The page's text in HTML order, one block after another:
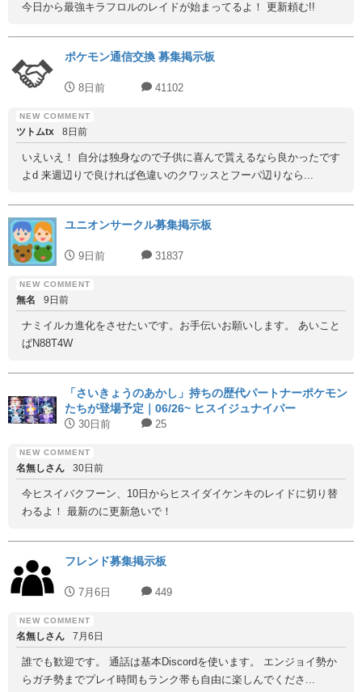
今日から最強キラフロルのレイドが始まってるよ！ 更新頼む!!
ポケモン通信交換 募集掲示板
8日前 41102
ツトムtx 8日前
いえいえ！ 自分は独身なので子供に喜んで貰えるなら良かったです
よd 来週辺りで良ければ色違いのクワッスとフーパ辺りなら...
ユニオンサークル募集掲示板
9日前 31837
無名 9日前
ナミイルカ進化をさせたいです。お手伝いお願いします。 あいこと
ばN88T4W
「さいきょうのあかし」持ちの歴代パートナーポケモン
たちが登場予定｜06/26~ ヒスイジュナイパー
30日前 25
名無しさん 30日前
今ヒスイバクフーン、10日からヒスイダイケンキのレイドに切り替
わるよ！ 最新のに更新急いで！
フレンド募集掲示板
7月6日 449
名無しさん 7月6日
誰でも歓迎です。 通話は基本Discordを使います。 エンジョイ勢か
らガチ勢までプレイ時間もランク帯も自由に楽しんでくださ...